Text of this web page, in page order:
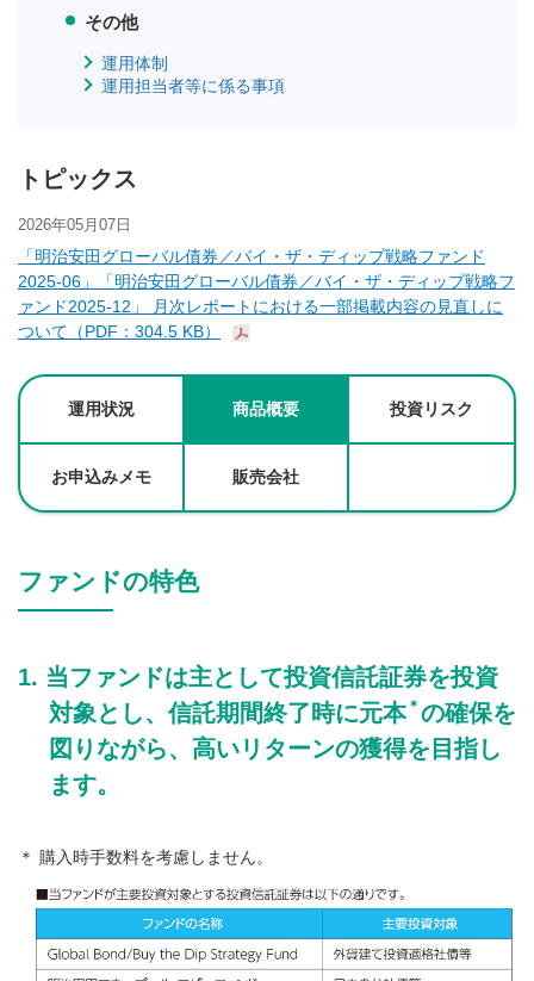
その他
運用体制
運用担当者等に係る事項
トピックス
2026年05月07日
「明治安田グローバル債券／バイ・ザ・ディップ戦略ファンド
2025-06」「明治安田グローバル債券／バイ・ザ・ディップ戦略フ
ァンド2025-12」 月次レポートにおける一部掲載内容の見直しに
ついて（PDF：304.5 KB）
運用状況 商品概要 投資リスク
お申込みメモ 販売会社
ファンドの特色
当ファンドは主として投資信託証券を投資
対象とし、信託期間終了時に元本 ＊ の確保を
図りながら、高いリターンの獲得を目指し
ます。
＊ 購入時手数料を考慮しません。